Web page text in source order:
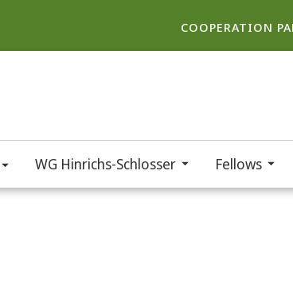
COOPERATION
WG Hinrichs-Schlosser Fellows